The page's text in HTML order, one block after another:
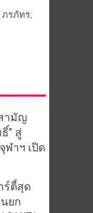
ภรภัทร,
ามัญ
” สู่
ฬาฯ เปิด
ร์ตี้สุด
ยก